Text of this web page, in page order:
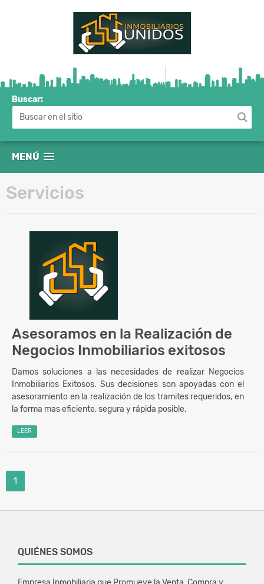
Buscar:
MENÚ
Servicios
Asesoramos en la Realización de
Negocios Inmobiliarios exitosos
Damos soluciones a las necesidades de realizar Negocios
Inmobiliarios Exitosos. Sus decisiones son apoyadas con el
asesoramiento en la realización de los tramites requeridos, en
la forma mas eficiente, segura y rápida posible.
LEER
1
QUIÉNES SOMOS